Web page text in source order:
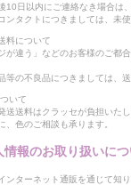
10日以内にご連絡なき場合は
ンタクトにつきましては、未
料について
が違う」などのお客様のご都
等の不良品につきましては、
いて
送送料はクラッセが負担いた
、色のご相談も承ります。
情報のお取り扱いに
ンターネット通販を通じて知